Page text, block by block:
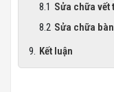
Sửa chữa vết
Sửa chữa
Kết luận